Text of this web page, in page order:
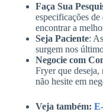
Faça Sua
especificações
encontrar a
Seja Paciente:
surgem nos
Negocie com
Fryer que deseja,
não hesite em
Veja também: